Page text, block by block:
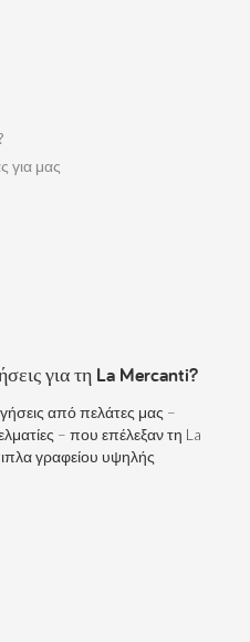
για μας
για τη La Mercanti?
από πελάτες μας –
– που επέλεξαν τη La
γραφείου υψηλής